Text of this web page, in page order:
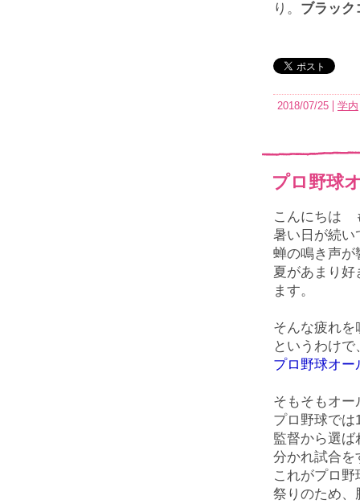
り。 ブラック
2018/07/25 学内
プロ野球
こんにちは
暑い日が続い
蝉の鳴き声が
夏があまり
ます。
そんな疲れ
というわけ
プロ野球オー
そもそもオ
プロ野球では
監督から選
分かれ試合を
これがプロ
祭りのため、